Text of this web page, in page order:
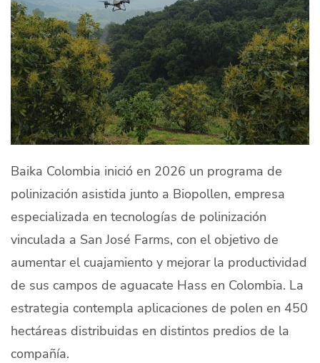
modo claro Español
Baika Colombia inició en 2026 un programa de
polinización asistida junto a Biopollen, empresa
especializada en tecnologías de polinización
vinculada a San José Farms, con el objetivo de
aumentar el cuajamiento y mejorar la productividad
de sus campos de aguacate Hass en Colombia. La
estrategia contempla aplicaciones de polen en 450
hectáreas distribuidas en distintos predios de la
compañía.